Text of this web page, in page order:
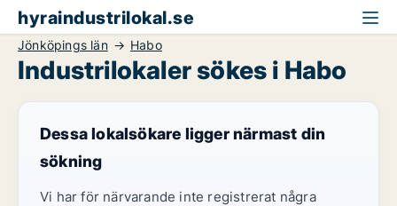
hyraindustrilokal.se
Jönköpings län Habo
Industrilokaler sökes i Habo
Dessa lokalsökare ligger närmast din
sökning
Vi har för närvarande inte registrerat några